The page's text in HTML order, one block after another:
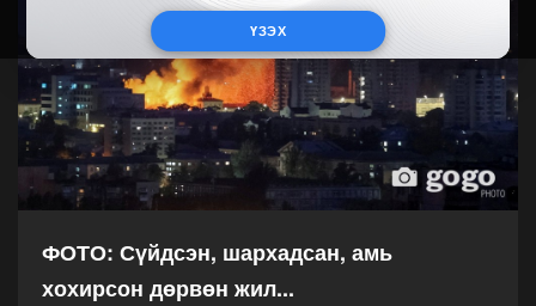
ҮЗЭХ
ФОТО: Сүйдсэн, шархадсан, амь
хохирсон дөрвөн жил...